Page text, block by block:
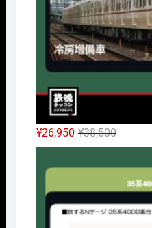
た。
す。
¥38,500元
の
価
¥38,500
¥26,950
現
在
の
は